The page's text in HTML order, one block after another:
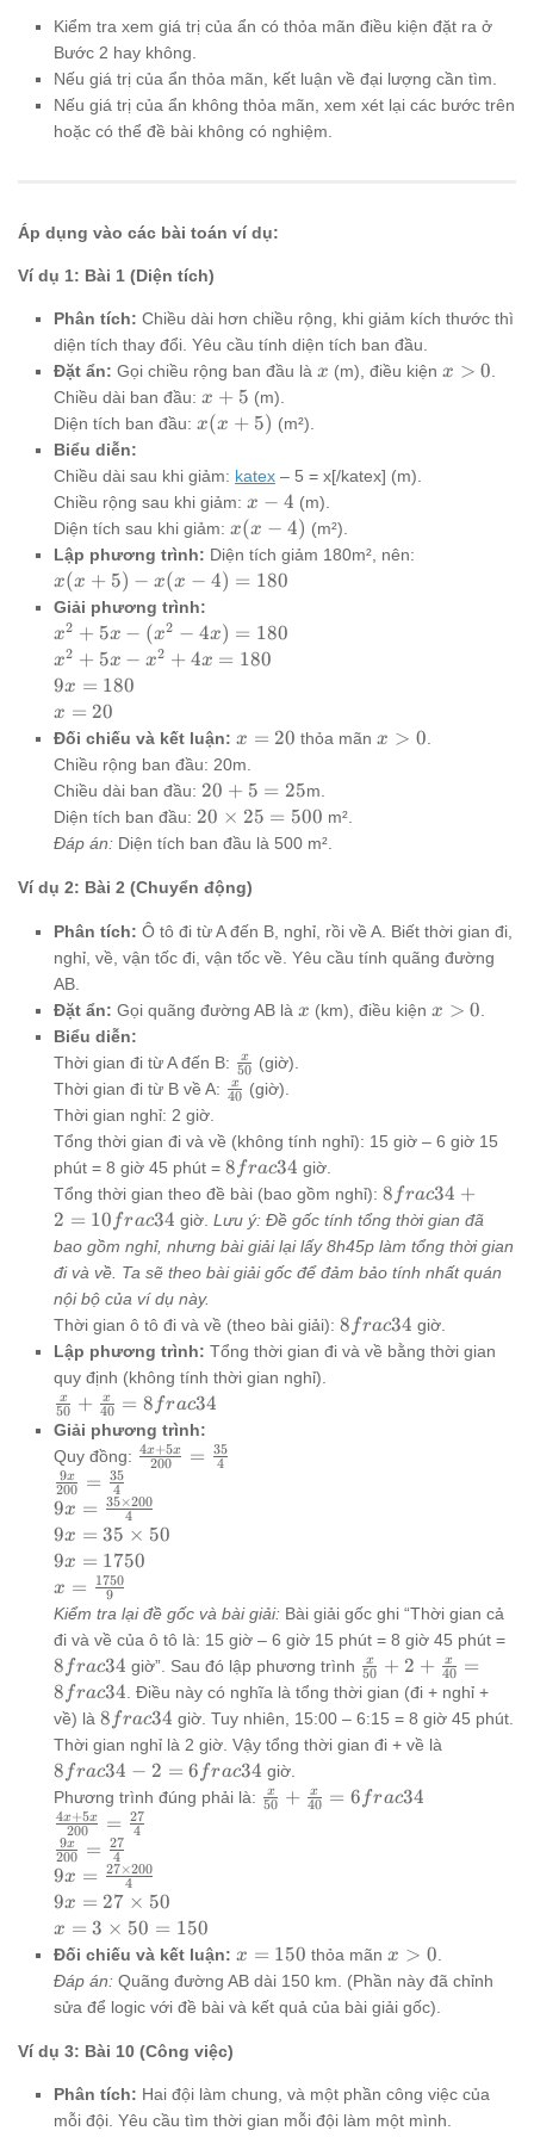
Kiểm tra xem giá trị của ẩn có thỏa mãn điều kiện đặt ra ở
Bước 2 hay không.
Nếu giá trị của ẩn thỏa mãn, kết luận về đại lượng cần tìm.
Nếu giá trị của ẩn không thỏa mãn, xem xét lại các bước trên
hoặc có thể đề bài không có nghiệm.
Áp dụng vào các bài toán ví dụ:
Ví dụ 1: Bài 1 (Diện tích)
Phân tích: Chiều dài hơn chiều rộng, khi giảm kích thước thì
diện tích thay đổi. Yêu cầu tính diện tích ban đầu.
Đặt ẩn: Gọi chiều rộng ban đầu là x
x (m), điều kiện x
x > 0.
Chiều dài ban đầu: x+5
x + 5 (m).
Diện tích ban đầu: x(x+5)
x(x + 5) (m²).
Biểu diễn:
Chiều dài sau khi giảm: katex – 5 = x[/katex] (m).
Chiều rộng sau khi giảm: x
-
4
x − 4 (m).
Diện tích sau khi giảm: x(x-
4)
x(x − 4) (m²).
Lập phương trình: Diện tích giảm 180m², nên:
x(x+5)
- x(x-
4) =
180
x(x + 5) − x(x − 4) = 180
Giải phương trình:
x^2
+
5x -
(x^2
-
4x)
=
180
x2 + 5x − (x2 − 4x) = 180
x^2
+
5x
-
x^2
+
4x
=
180
x2 + 5x − x2 + 4x = 180
9x
=
180
9x = 180
x
=
20
x = 20
Đối chiếu và kết luận: x=20
x = 20 thỏa mãnx>0
x > 0.
Chiều rộng ban đầu: 20m.
Chiều dài ban đầu: 20+5=25
20 + 5 = 25m.
Diện tích ban đầu: 20
\times
500
20 × 25 = 500 m².
Đáp án: Diện tích ban đầu là 500 m².
Ví dụ 2: Bài 2 (Chuyển động)
Phân tích: Ô tô đi từ A đến B, nghỉ, rồi về A. Biết thời gian đi,
nghỉ, về, vận tốc đi, vận tốc về. Yêu cầu tính quãng đường
AB.
Đặt ẩn: Gọi quãng đường AB là x
x (km), điều kiện x
x > 0
Biểu diễn:
Thời gian đi từ A đến B: \frac{x}
{50}
50
x
(giờ).
Thời gian đi từ B về A: \frac{x}
40
x
(giờ).
Thời gian nghỉ: 2 giờ.
Tổng thời gian đi và về (không tính nghỉ): 15 giờ – 6 giờ 15
phút = 8 giờ 45 phút = 8frac{3}
{4}
8 frac34 giờ.
Tổng thời gian theo đề bài (bao gồm nghỉ): 8frac{3}
{4} + 2 =
10frac{3}
{4}
8 frac34 +
2 = 10 frac34 giờ. Lưu ý: Đề gốc tính tổng thời gian đã
bao gồm nghỉ, nhưng bài giải lại lấy 8h45p làm tổng thời gian
đi và về. Ta sẽ theo bài giải gốc để đảm bảo tính nhất quán
nội bộ của ví dụ này.
Thời gian ô tô đi và về (theo bài giải): 8frac{3}
{4}
8 frac34 giờ.
Lập phương trình: Tổng thời gian đi và về bằng thời gian
quy định (không tính thời gian nghỉ).
\frac{x}
{50} +
\frac{x}
{40} =
8frac{3}
{4}
50
x + 40
x = 8 frac34
Giải phương trình:
Quy đồng: \frac{4x
{200} =
\frac{35}
{4}
200
4x+5x = 4
35
\frac{9x}
{200} =
\frac{35}
{4}
200
9x = 4
35
9x =
\frac{35
\times
200}{4}
9x = 4
35×200
9x =
35
\times
50
9x = 35 × 50
9x =
1750
9x = 1750
x =
\frac{1750}
{9}
x = 9
1750
Kiểm tra lại đề gốc và bài giải: Bài giải gốc ghi “Thời gian cả
đi và về của ô tô là: 15 giờ – 6 giờ 15 phút = 8 giờ 45 phút =
8 frac34 giờ”. Sau đó lập phương trình \frac{x}
{50}+2+\frac{x}
{40}=8frac{3}
{4}
50
x + 2 + 40
x
=
8 frac34 . Điều này có nghĩa là tổng thời gian (đi + nghỉ +
về) là 8frac{3}
{4}
8 frac34 giờ. Tuy nhiên, 15:00 – 6:15 = 8 giờ 45 phút.
Thời gian nghỉ là 2 giờ. Vậy tổng thời gian đi + về là
8 frac34 − 2 = 6 frac34 giờ.
Phương trình đúng phải là: \frac{x}
50
x + 40
x = 6 frac34
\frac{4x
+ 5x}
{200} =
\frac{27}
{4}
200
4x+5x = 4
27
\frac{9x}
{200} =
\frac{27}
{4}
200
9x = 4
27
9x =
\frac{27
\times
200}{4}
9x = 4
27×200
9x =
27
\times
50
9x = 27 × 50
x = 3
\times
50 =
150
x = 3 × 50 = 150
Đối chiếu và kết luận: x=150
x = 150 thỏa mãnx>0
x > 0
Đáp án: Quãng đường AB dài 150 km. (Phần này đã chỉnh
sửa để logic với đề bài và kết quả của bài giải gốc).
Ví dụ 3: Bài 10 (Công việc)
Phân tích: Hai đội làm chung, và một phần công việc của
mỗi đội. Yêu cầu tìm thời gian mỗi đội làm một mình.